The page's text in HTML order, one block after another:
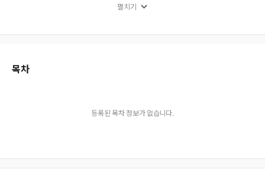
d related psychological trauma in Joe&quot;s psyche. By juxtaposing two pri
o enrich the meaning of literature.
펼치기
목차
등록된 목차 정보가 없습니다.